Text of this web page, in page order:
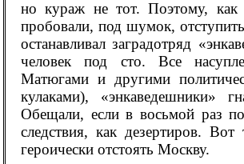
но кураж не тот. Поэтому, как
пробовали, под шумок,
останавливал заградотряд
человек под сто. Все
Матюгами и другими
кулаками), «энкаведешники»
Обещали, если в восьмой раз
следствия, как дезертиров.
героически отстоять Москву.